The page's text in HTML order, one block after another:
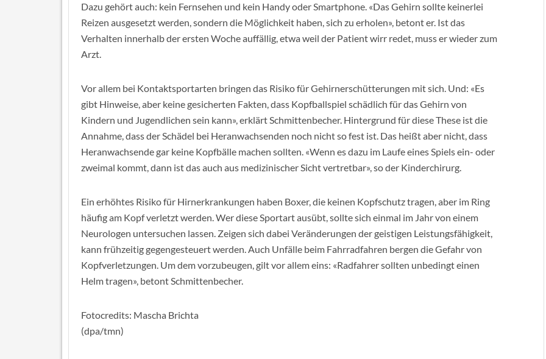
Dazu gehört auch: kein Fernsehen und kein Handy oder Smartphone. «Das Gehirn sollte keinerlei
Reizen ausgesetzt werden, sondern die Möglichkeit haben, sich zu erholen», betont er. Ist das
Verhalten innerhalb der ersten Woche auffällig, etwa weil der Patient wirr redet, muss er wieder zum
Arzt.
Vor allem bei Kontaktsportarten bringen das Risiko für Gehirnerschütterungen mit sich. Und: «Es
gibt Hinweise, aber keine gesicherten Fakten, dass Kopfballspiel schädlich für das Gehirn von
Kindern und Jugendlichen sein kann», erklärt Schmittenbecher. Hintergrund für diese These ist die
Annahme, dass der Schädel bei Heranwachsenden noch nicht so fest ist. Das heißt aber nicht, dass
Heranwachsende gar keine Kopfbälle machen sollten. «Wenn es dazu im Laufe eines Spiels ein- oder
zweimal kommt, dann ist das auch aus medizinischer Sicht vertretbar», so der Kinderchirurg.
Ein erhöhtes Risiko für Hirnerkrankungen haben Boxer, die keinen Kopfschutz tragen, aber im Ring
häufig am Kopf verletzt werden. Wer diese Sportart ausübt, sollte sich einmal im Jahr von einem
Neurologen untersuchen lassen. Zeigen sich dabei Veränderungen der geistigen Leistungsfähigkeit,
kann frühzeitig gegengesteuert werden. Auch Unfälle beim Fahrradfahren bergen die Gefahr von
Kopfverletzungen. Um dem vorzubeugen, gilt vor allem eins: «Radfahrer sollten unbedingt einen
Helm tragen», betont Schmittenbecher.
Fotocredits: Mascha Brichta
(dpa/tmn)